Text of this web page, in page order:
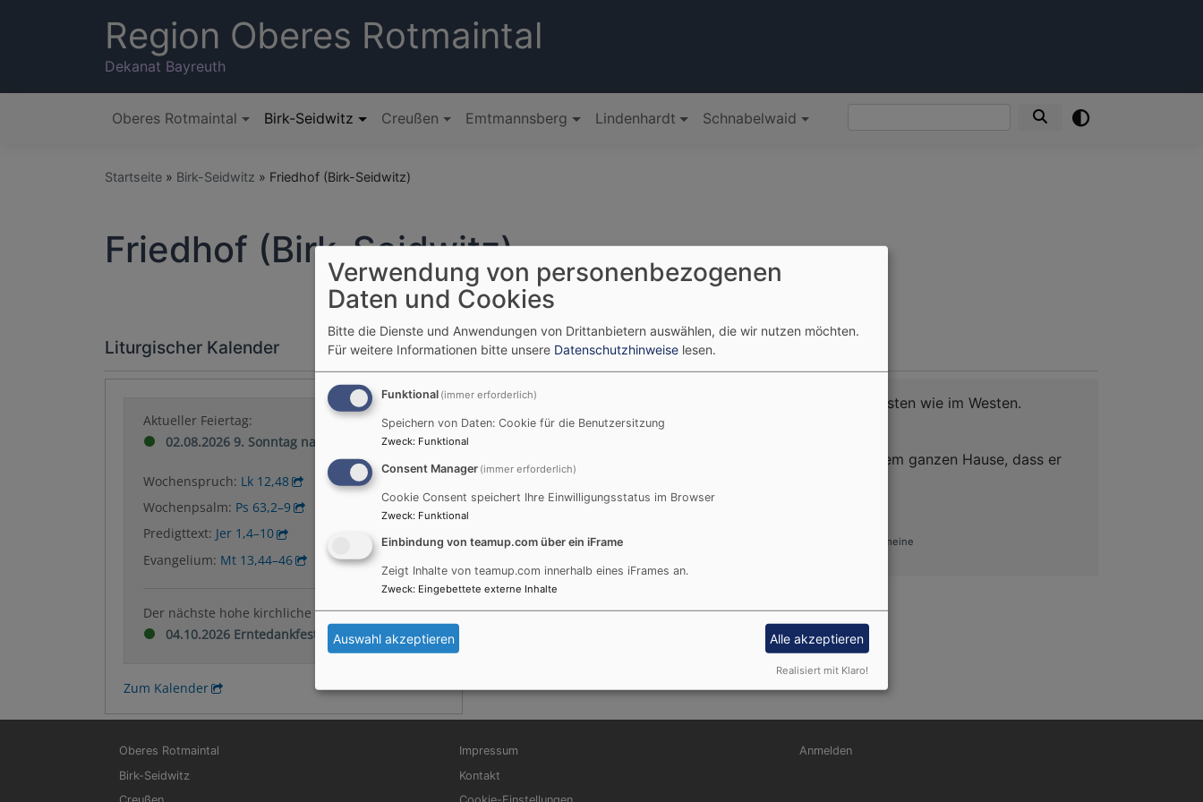
Region Oberes Rotmaintal
Dekanat Bayreuth
Hauptnavigation
Oberes Rotmaintal Birk-Seidwitz Creußen Emtmannsberg Lindenhardt Schnabelwaid
Startseite Birk-Seidwitz Friedhof (Birk-Seidwitz)
Friedhof (Birk-Seidwitz)
Liturgischer Kalender
Aktueller Feiertag:
02.08.2026 9. Sonntag nach Trinitatis
Wochenspruch: Lk 12,48
Wochenpsalm: Ps 63,2–9
Predigttext: Jer 1,4–10
Evangelium: Mt 13,44–46
Der nächste hohe kirchliche Feiertag:
04.10.2026 Erntedankfest
Zum Kalender
Tageslosung
Du machst fröhlich, was da lebet im Osten wie im Westen.
Psalm 65,9
Der Kerkermeister freute sich mit seinem ganzen Hause, dass er
Apostelgeschichte 16,34
Herrnhuter Brüdergemeine
Hauptnavigation
Oberes Rotmaintal
Birk-Seidwitz
Fußbereichsmenü
Impressum
Kontakt
Benutzermenü
Anmelden
Verwendung von personenbezogenen
Daten und Cookies
Bitte die Dienste und Anwendungen von Drittanbietern auswählen, die wir nutzen möchten.
Für weitere Informationen bitte unsere Datenschutzhinweise lesen.
Funktional (immer erforderlich)
Speichern von Daten: Cookie für die Benutzersitzung
Zweck: Funktional
Consent Manager (immer erforderlich)
Cookie Consent speichert Ihre Einwilligungsstatus im Browser
Zweck: Funktional
Einbindung von teamup.com über ein iFrame
Zeigt Inhalte von teamup.com innerhalb eines iFrames an.
Zweck: Eingebettete externe Inhalte
Auswahl akzeptieren Alle akzeptieren
Realisiert mit Klaro!